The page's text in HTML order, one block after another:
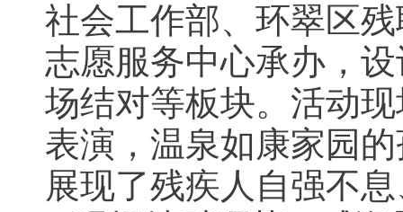
社会工作部、环翠区
志愿服务中心承办，
场结对等板块。活动
表演，温泉如康家园
展现了残疾人自强不